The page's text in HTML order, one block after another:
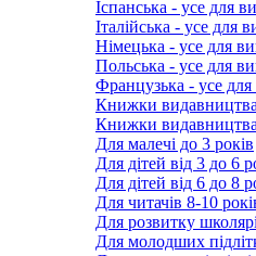
Іспанська - усе для
Італійська - усе для
Німецька - усе для
Польська - усе для
Французька - усе
Книжки
Книжки
Для малечі до 3 років
Для дітей від 3 до 6
Для дітей від 6 до 8
Для читачів 8-10
Для розвитку
Для молодших